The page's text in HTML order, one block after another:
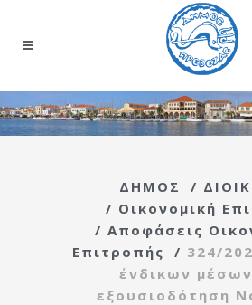
ΔΗΜΟΣ /
/ Οικονομική
/ Αποφάσεις
Επιτροπής
/ 324/
ένδικων μέσων
εξουσιοδότηση